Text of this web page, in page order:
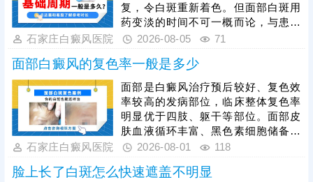
复，令白斑重新着色。但面部白斑用
药变淡的时间不可一概而论，与患者
年龄、白斑脱色程度、是否做好护理
趁着发病早期就医，早期白斑症状
轻，及时治疗恢复速度更快。同时，
还需注意，并非所有患者都适合使用
芦可替尼，治疗前务必先做检查分析
病情，对症用药，令祛白真正发挥作
用。
石家庄白癜风医院 2026-08-05 71
面部白癜风的复色率一般是多少
面部是白癜风治疗预后较好、复色效
率较高的发病部位，临床整体复色率
明显优于四肢、躯干等部位。面部皮
肤血液循环丰富、黑色素细胞储备充
足，对治疗敏感度高，是其更易复色
用药、偏方医治，不当干预易刺激皮
石家庄白癜风医院 2026-08-01 118
脸上长了白斑怎么快速遮盖不明显